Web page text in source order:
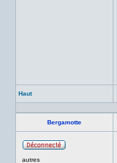
Haut
Bergamotte
autres